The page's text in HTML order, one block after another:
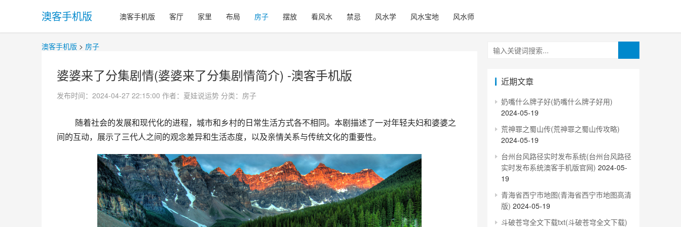
澳客手机版 澳客手机版 客厅 家里 布局 房子 摆放 看风水 禁忌 风水学 风水宝地 风水师
澳客手机版 > 房子
婆婆来了分集剧情(婆婆来了分集剧情简介) -澳客手机版
发布时间：2024-04-27 22:15:00 作者：夏娃说运势 分类： 房子
间的互动，展示了三代人之间的观念差异和生活态度，以及亲情关系与传统文化的重要性。
近期文章
奶嘴什么牌子好(奶嘴什么牌子好用)
2024-05-19
荒神罪之蜀山传(荒神罪之蜀山传攻略)
2024-05-19
台州台风路径实时发布系统(台州台风路径
实时发布系统澳客手机版官网) 2024-05-
19
青海省西宁市地图(青海省西宁市地图高清
版) 2024-05-19
斗破苍穹全文下载txt(斗破苍穹全文下载)